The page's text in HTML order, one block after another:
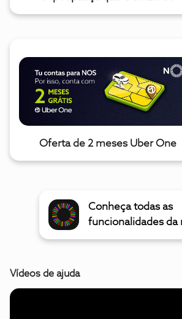
Oferta de 2 meses Uber One
Conheça todas as
funcionalidades da
Vídeos de ajuda